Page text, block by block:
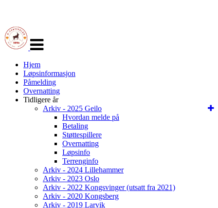
navigasjon
Hjem
Løpsinformasjon
Påmelding
Overnatting
Tidligere år
Arkiv - 2025 Geilo
Hvordan melde på
Betaling
Støttespillere
Overnatting
Løpsinfo
Terrenginfo
Arkiv - 2024 Lillehammer
Arkiv - 2023 Oslo
Arkiv - 2022 Kongsvinger (utsatt fra 2021)
Arkiv - 2020 Kongsberg
Arkiv - 2019 Larvik